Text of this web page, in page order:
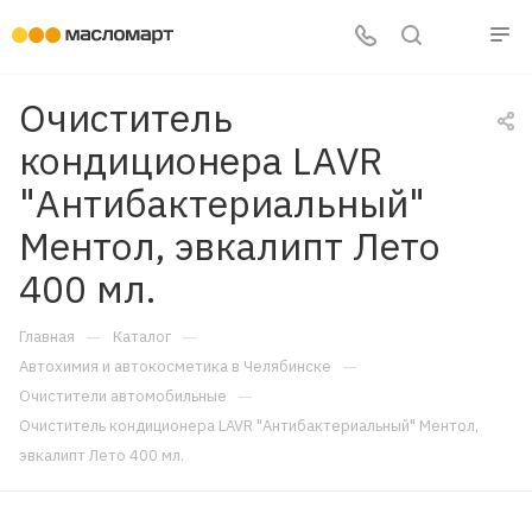
Очиститель
кондиционера LAVR
"Антибактериальный"
Ментол, эвкалипт Лето
400 мл.
Главная — Каталог —
Автохимия и автокосметика в Челябинске —
Очистители автомобильные —
Очиститель кондиционера LAVR "Антибактериальный" Ментол,
эвкалипт Лето 400 мл.